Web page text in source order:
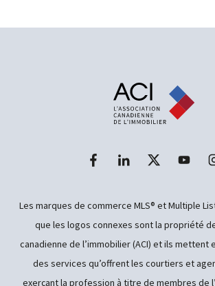
Les marques de commerce MLS® et Multiple
que les logos connexes sont la propriété
canadienne de l’immobilier (ACI) et ils mettent
des services qu’offrent les courtiers et
exerçant la profession à titre de membres de